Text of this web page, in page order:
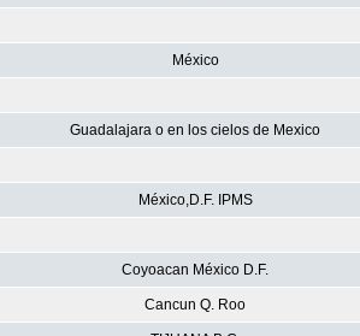
México
Guadalajara o en los cielos de Mexico
México,D.F. IPMS
Coyoacan México D.F.
Cancun Q. Roo